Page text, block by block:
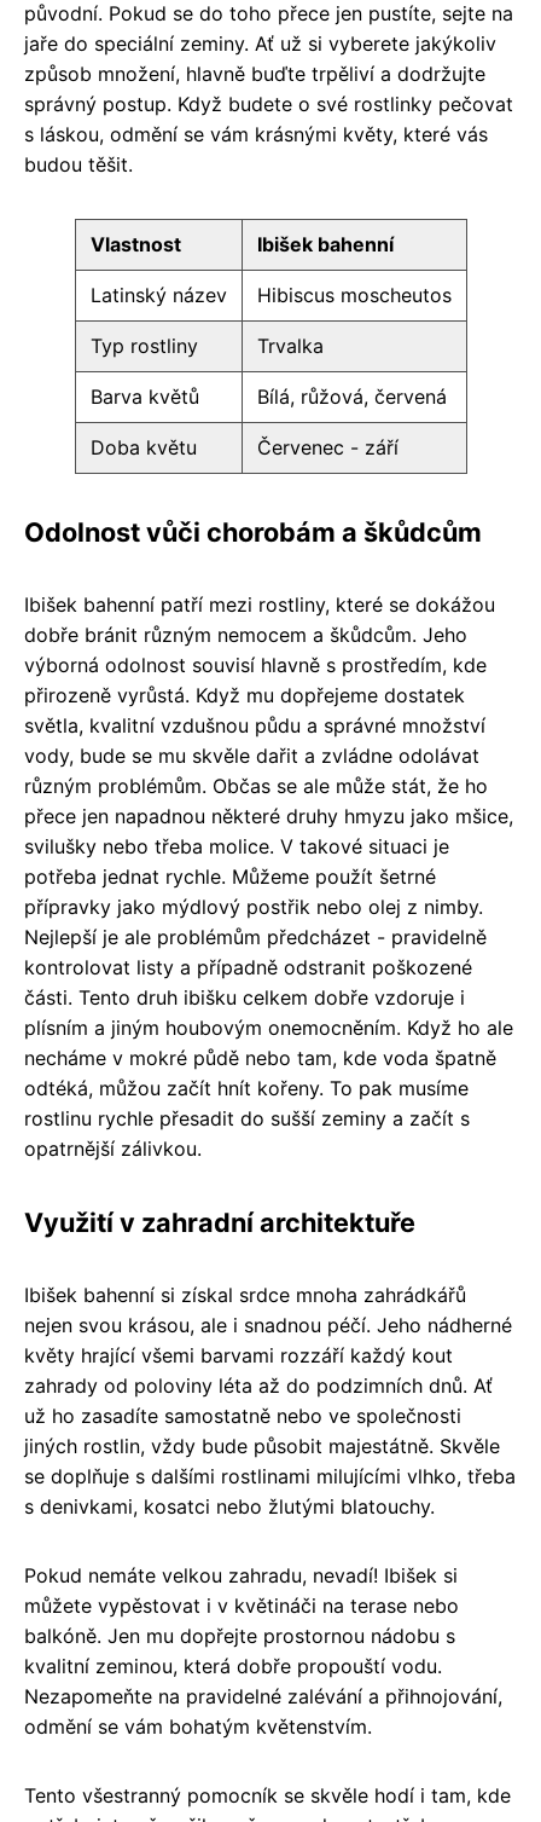
původní. Pokud se do toho přece jen pustíte, sejte na
jaře do speciální zeminy. Ať už si vyberete jakýkoliv
způsob množení, hlavně buďte trpěliví a dodržujte
správný postup. Když budete o své rostlinky pečovat
s láskou, odmění se vám krásnými květy, které vás
budou těšit.
Vlastnost Ibišek bahenní
Latinský název Hibiscus moscheutos
Typ rostliny Trvalka
Barva květů Bílá, růžová, červená
Doba květu Červenec - září
Odolnost vůči chorobám a škůdcům
Ibišek bahenní patří mezi rostliny, které se dokážou
dobře bránit různým nemocem a škůdcům. Jeho
výborná odolnost souvisí hlavně s prostředím, kde
přirozeně vyrůstá. Když mu dopřejeme dostatek
světla, kvalitní vzdušnou půdu a správné množství
vody, bude se mu skvěle dařit a zvládne odolávat
různým problémům. Občas se ale může stát, že ho
přece jen napadnou některé druhy hmyzu jako mšice,
svilušky nebo třeba molice. V takové situaci je
potřeba jednat rychle. Můžeme použít šetrné
přípravky jako mýdlový postřik nebo olej z nimby.
Nejlepší je ale problémům předcházet - pravidelně
kontrolovat listy a případně odstranit poškozené
části. Tento druh ibišku celkem dobře vzdoruje i
plísním a jiným houbovým onemocněním. Když ho ale
necháme v mokré půdě nebo tam, kde voda špatně
odtéká, můžou začít hnít kořeny. To pak musíme
rostlinu rychle přesadit do sušší zeminy a začít s
opatrnější zálivkou.
Využití v zahradní architektuře
Ibišek bahenní si získal srdce mnoha zahrádkářů
nejen svou krásou, ale i snadnou péčí. Jeho nádherné
květy hrající všemi barvami rozzáří každý kout
zahrady od poloviny léta až do podzimních dnů. Ať
už ho zasadíte samostatně nebo ve společnosti
jiných rostlin, vždy bude působit majestátně. Skvěle
se doplňuje s dalšími rostlinami milujícími vlhko, třeba
s denivkami, kosatci nebo žlutými blatouchy.
Pokud nemáte velkou zahradu, nevadí! Ibišek si
můžete vypěstovat i v květináči na terase nebo
balkóně. Jen mu dopřejte prostornou nádobu s
kvalitní zeminou, která dobře propouští vodu.
Nezapomeňte na pravidelné zalévání a přihnojování,
odmění se vám bohatým květenstvím.
Tento všestranný pomocník se skvěle hodí i tam, kde